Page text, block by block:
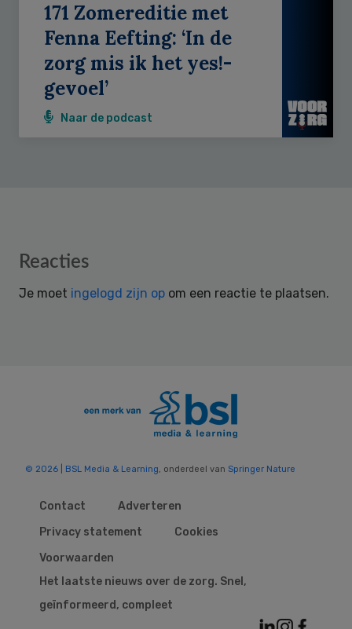
171 Zomereditie met
Fenna Eefting: ‘In de
zorg mis ik het yes!-
gevoel’
Naar de podcast
Reader
Reacties
Je moet ingelogd zijn op om een reactie te plaatsen.
© 2026 | BSL Media & Learning, onderdeel van Springer Nature
Contact
Adverteren
Privacy statement
Cookies
Voorwaarden
Het laatste nieuws over de zorg. Snel,
geïnformeerd, compleet